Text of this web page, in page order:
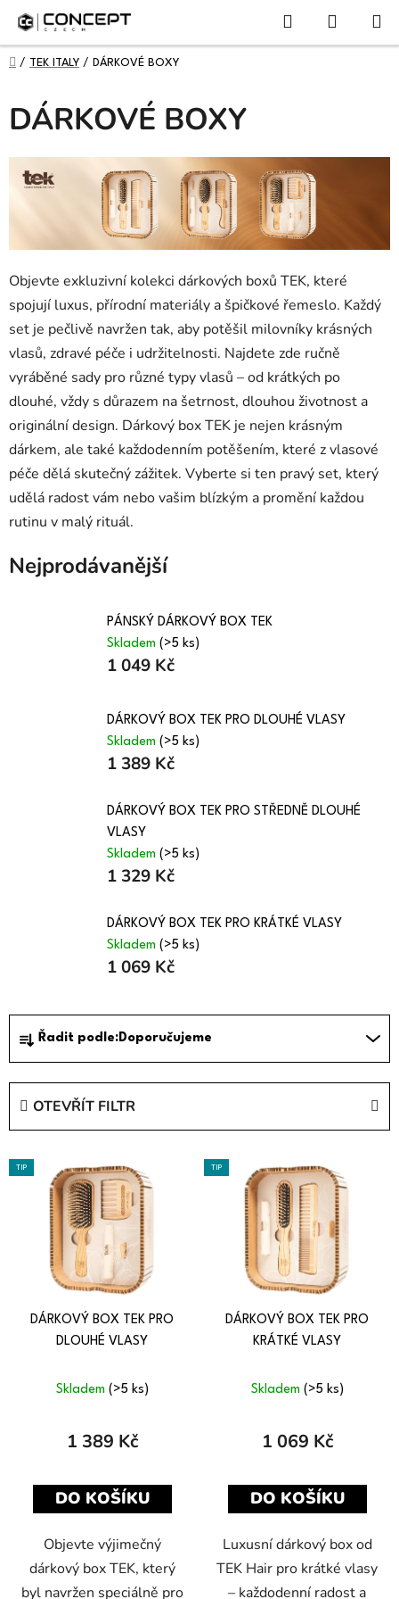
Přejít
obsah
KOŠÍK
DOMŮ
/ TEK ITALY / DÁRKOVÉ BOXY
DÁRKOVÉ BOXY
Objevte exkluzivní kolekci dárkových boxů TEK, které
spojují luxus, přírodní materiály a špičkové řemeslo. Každý
set je pečlivě navržen tak, aby potěšil milovníky krásných
vlasů, zdravé péče i udržitelnosti. Najdete zde ručně
vyráběné sady pro různé typy vlasů – od krátkých po
dlouhé, vždy s důrazem na šetrnost, dlouhou životnost a
originální design. Dárkový box TEK je nejen krásným
dárkem, ale také každodenním potěšením, které z vlasové
péče dělá skutečný zážitek. Vyberte si ten pravý set, který
udělá radost vám nebo vašim blízkým a promění každou
rutinu v malý rituál.
Nejprodávanější
PÁNSKÝ DÁRKOVÝ BOX TEK
Skladem (>5 ks)
1 049 Kč
DÁRKOVÝ BOX TEK PRO DLOUHÉ VLASY
Skladem (>5 ks)
1 389 Kč
DÁRKOVÝ BOX TEK PRO STŘEDNĚ DLOUHÉ
VLASY
Skladem (>5 ks)
1 329 Kč
DÁRKOVÝ BOX TEK PRO KRÁTKÉ VLASY
Skladem (>5 ks)
1 069 Kč
Ř
z
p
Řadit podle:Doporučujeme
OTEVŘÍT FILTR
V
ý
TIP
DÁRKOVÝ BOX TEK PRO
DLOUHÉ VLASY
Skladem (>5 ks)
1 389 Kč
DO KOŠÍKU
Objevte výjimečný
dárkový box TEK, který
byl navržen speciálně pro
TIP
DÁRKOVÝ BOX TEK PRO
KRÁTKÉ VLASY
Skladem (>5 ks)
1 069 Kč
DO KOŠÍKU
Luxusní dárkový box od
TEK Hair pro krátké vlasy
– každodenní radost a